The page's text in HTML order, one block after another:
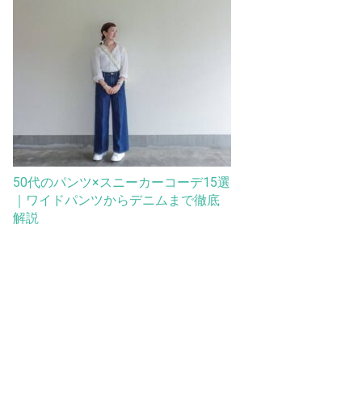
50代のパンツ×スニーカーコーデ15選
｜ワイドパンツからデニムまで徹底
解説